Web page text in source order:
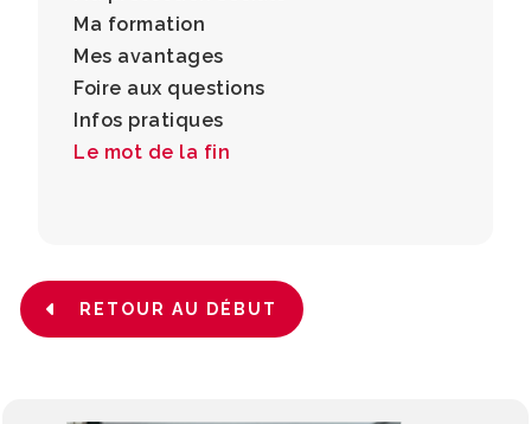
Ma formation
Mes avantages
Foire aux questions
Infos pratiques
Le mot de la fin
RETOUR AU DÉBUT